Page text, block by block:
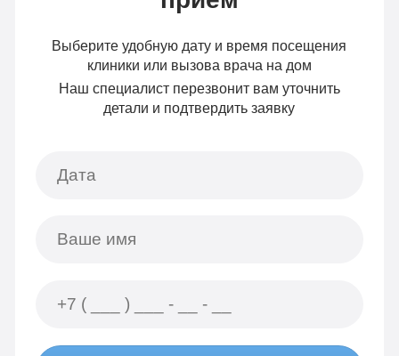
Выберите удобную дату и время посещения
клиники или вызова врача на дом
Наш специалист перезвонит вам уточнить
детали и подтвердить заявку